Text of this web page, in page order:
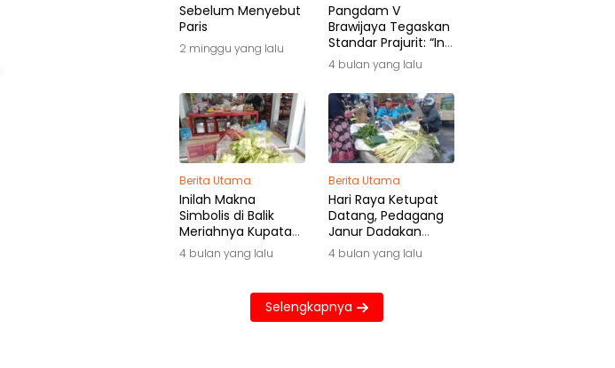
Sebelum Menyebut
Paris
2 minggu yang lalu
Pangdam V
Brawijaya Tegaskan
Standar Prajurit: “Ini
Awal Pengabdian,
Bukan Akhir
Perjalanan”
4 bulan yang lalu
Berita Utama
Inilah Makna
Simbolis di Balik
Meriahnya Kupatan
di Jawa
4 bulan yang lalu
Berita Utama
Hari Raya Ketupat
Datang, Pedagang
Janur Dadakan
Raup Untung Besar
4 bulan yang lalu
Selengkapnya